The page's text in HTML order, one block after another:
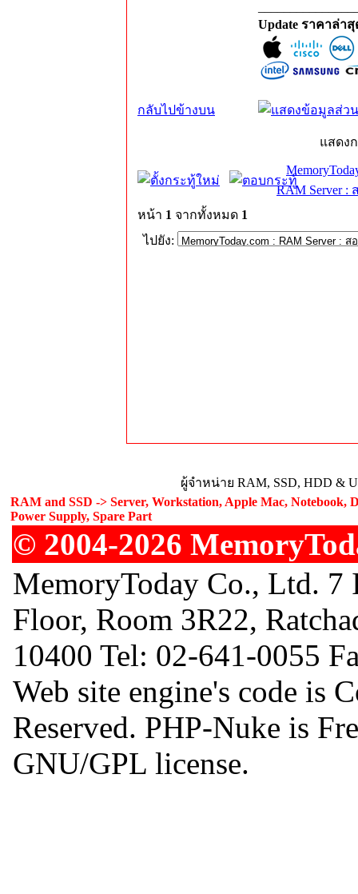
Update ราคาล่า
กลับไปข้างบน
แสดง
RAM Server :
หน้า 1 จากทั้งหมด 1
ไปยัง:
ผู้จำหน่าย RAM, SSD, HDD &
RAM and SSD -> Server, Workstation, Apple Mac, Notebook,
Power Supply, Spare Part
© 2004-2026
MemoryToday Co., Ltd.
Floor, Room 3R22,
10400 Tel: 02-641-0055
Web site engine's code is
Reserved. PHP-Nuke is
GNU/GPL license.